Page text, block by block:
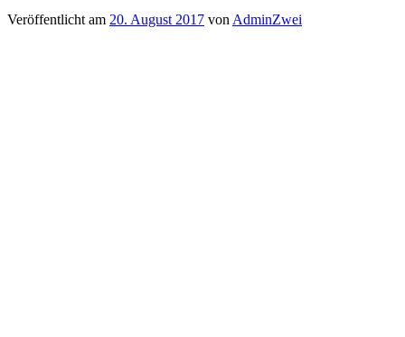
Veröffentlicht am 20. August 2017 von AdminZwei